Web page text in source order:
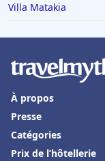
Villa Matakia
À propos
Presse
Catégories
Prix de l’hôtellerie